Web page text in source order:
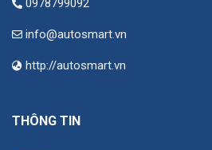
0978799092
info@autosmart.vn
http://autosmart.vn
THÔNG TIN